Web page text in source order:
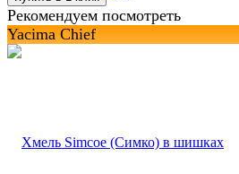
Рекомендуем посмотреть
Yacima Chief